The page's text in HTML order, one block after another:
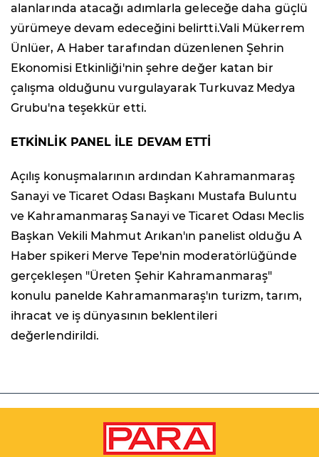
alanlarında atacağı adımlarla geleceğe daha güçlü
yürümeye devam edeceğini belirtti.Vali Mükerrem
Ünlüer, A Haber tarafından düzenlenen Şehrin
Ekonomisi Etkinliği'nin şehre değer katan bir
çalışma olduğunu vurgulayarak Turkuvaz Medya
Grubu'na teşekkür etti.
ETKİNLİK PANEL İLE DEVAM ETTİ
Açılış konuşmalarının ardından Kahramanmaraş
Sanayi ve Ticaret Odası Başkanı Mustafa Buluntu
ve Kahramanmaraş Sanayi ve Ticaret Odası Meclis
Başkan Vekili Mahmut Arıkan'ın panelist olduğu A
Haber spikeri Merve Tepe'nin moderatörlüğünde
gerçekleşen "Üreten Şehir Kahramanmaraş"
konulu panelde Kahramanmaraş'ın turizm, tarım,
ihracat ve iş dünyasının beklentileri
değerlendirildi.